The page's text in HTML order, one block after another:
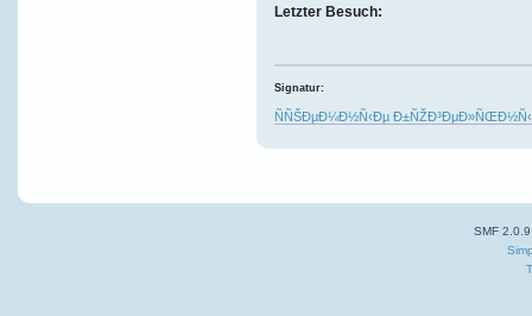
Letzter Besuch:
Signatur:
ÑÑŠÐµÐ¼Ð½Ñ‹Ðµ
SMF 2.0.9